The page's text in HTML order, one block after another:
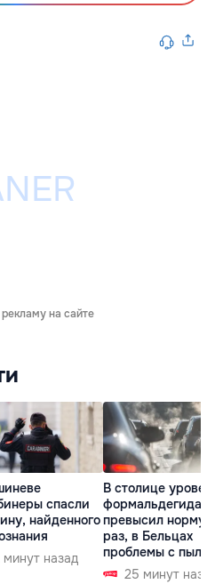
на сайте
спасли
найденного
минут назад
В столице
формальдегида
превысил норму
раз, в Бельцах
проблемы с
25 минут